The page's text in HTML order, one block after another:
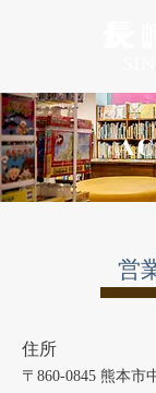
営
住所
〒860-0845 熊本市